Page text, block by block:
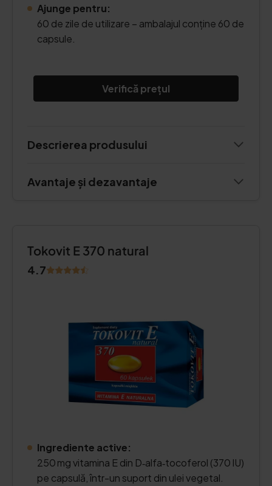
Ajunge pentru:
60 de zile de utilizare – ambalajul conține 60 de
capsule.
Verifică prețul
Descrierea produsului
Avantaje și dezavantaje
Tokovit E 370 natural
4.7
Ingrediente active:
250 mg vitamina E din D‑alfa‑tocoferol (370 IU)
pe capsulă, într-un suport din ulei vegetal.